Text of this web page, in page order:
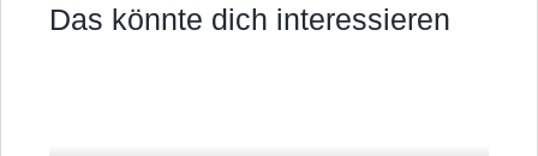
Das könnte dich interessieren